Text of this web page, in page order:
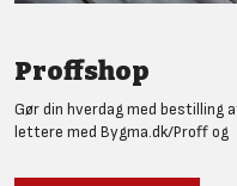
Proffshop
Gør din hverdag med bestilling
lettere med Bygma.dk/Proff og